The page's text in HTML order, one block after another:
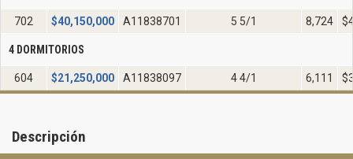
702 $40,150,000 A11838701 5 5/1 8,724
4 DORMITORIOS
604 $21,250,000 A11838097 4 4/1 6,111
Descripción